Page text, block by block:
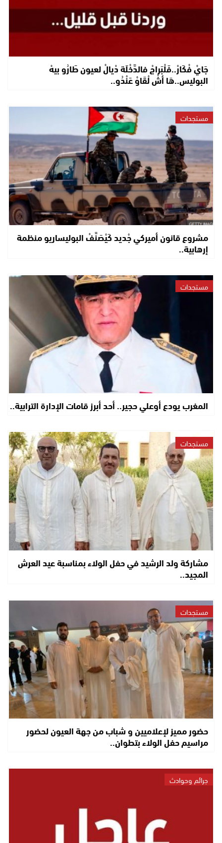
جَايْ فْكَارْ..فَلْبَراجْ فالدَّخْلَة دْيالْ لعيون طَارُو بيهْ
البوليس..هَا أشْ لْقَاوْ عَنْدُو..
مستجدات
مشروع قانون أميركي جْديد كَيْصَنَّفْ البوليساريو منظمة
إرهابية..
مستجدات
المغرب يودع أوعلي حجير.. أحد أبرز قامات الإدارة الترابية..
مستجدات
مشاركة ولد الرشيد في حفل الولاء بمناسبة عيد العرش
المجيد..
مستجدات
حضور مميز لإعلاميين و شباب من جهة العيون لحضور
مراسيم حفل الولاء بتطوان..
جرائم وحوادث